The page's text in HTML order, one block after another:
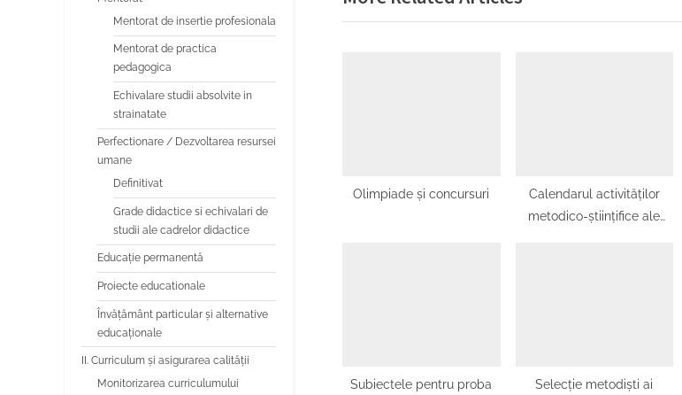
o
:
o
Olimpiade și concursuri
Calendarul activităților
metodico-științifice ale
Subiectele pentru proba
Selecție metodiști ai
Mentorat de insertie profesionala
Mentorat de practica
pedagogica
Echivalare studii absolvite in
strainatate
Perfectionare / Dezvoltarea resursei
umane
Definitivat
Grade didactice si echivalari de
studii ale cadrelor didactice
Educaţie permanentă
Proiecte educationale
Învăţământ particular şi alternative
educaţionale
II. Curriculum și asigurarea calității
Monitorizarea curriculumului